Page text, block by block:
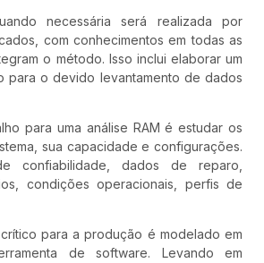
necessária será realizada por
com conhecimentos em todas as
o método. Isso inclui elaborar um
para o devido levantamento de dados
para uma análise RAM é estudar os
sua capacidade e configurações.
confiabilidade, dados de reparo,
condições operacionais, perfis de
para a produção é modelado em
de software. Levando em